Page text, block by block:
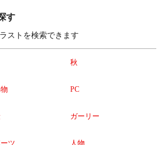
す
ストを検索できます
秋
PC
ガーリー
ツ 人物